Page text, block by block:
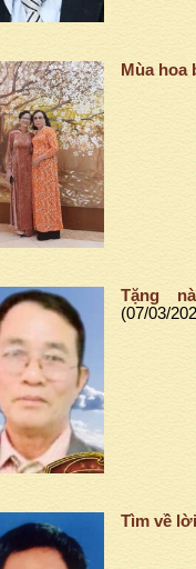
Mùa hoa
Tặng
(07/03/
Tìm về